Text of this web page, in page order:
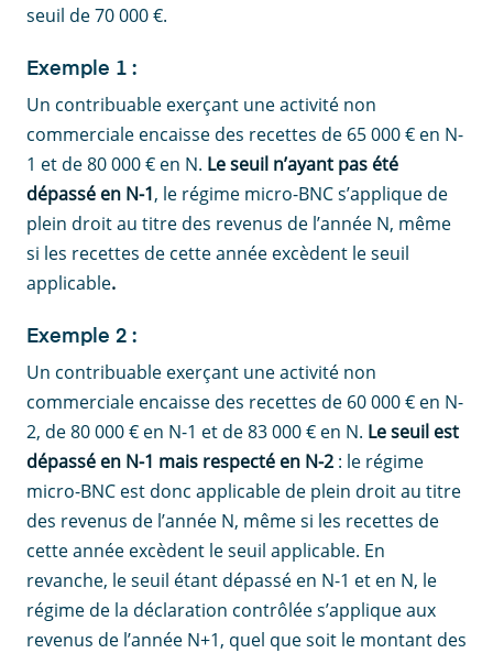
seuil de 70 000 €.
Exemple 1 :
Un contribuable exerçant une activité non
commerciale encaisse des recettes de 65 000 € en N-
1 et de 80 000 € en N. Le seuil n’ayant pas été
dépassé en N-1, le régime micro-BNC s’applique de
plein droit au titre des revenus de l’année N, même
si les recettes de cette année excèdent le seuil
applicable.
Exemple 2 :
Un contribuable exerçant une activité non
commerciale encaisse des recettes de 60 000 € en N-
2, de 80 000 € en N-1 et de 83 000 € en N. Le seuil est
dépassé en N-1 mais respecté en N-2 : le régime
micro-BNC est donc applicable de plein droit au titre
des revenus de l’année N, même si les recettes de
cette année excèdent le seuil applicable. En
revanche, le seuil étant dépassé en N-1 et en N, le
régime de la déclaration contrôlée s’applique aux
revenus de l’année N+1, quel que soit le montant des